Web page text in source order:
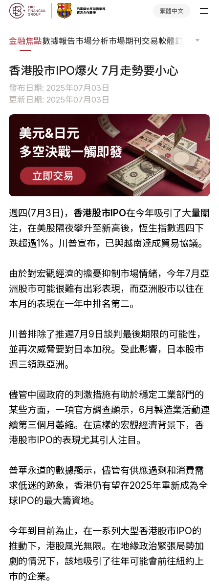
繁體中文
金融焦點數據報告市場分析市場期刊交易軟體訂單流
香港股市IPO爆火 7月走勢要小心
發布日期: 2025年07月03日
更新日期: 2025年07月03日
週四(7月3日)， 香港股市IPO在今年吸引了大量關
注，在美股隔夜攀升至新高後，恆生指數週四下
跌超過1%。川普宣布，已與越南達成貿易協議。
由於對宏觀經濟的擔憂抑制市場情緒，今年7月亞
洲股市可能很難有出彩表現，而亞洲股市以往在
本月的表現在一年中排名第二。
川普排除了推遲7月9日談判最後期限的可能性，
並再次威脅要對日本加稅。受此影響，日本股市
週三領跌亞洲。
儘管中國政府的刺激措施有助於穩定工業部門的
某些方面，一項官方調查顯示，6月製造業活動連
續第三個月萎縮。在這樣的宏觀經濟背景下，香
港股市IPO的表現尤其引人注目。
普華永道的數據顯示，儘管有供應過剩和消費需
求低迷的跡象，香港仍有望在2025年重新成為全
球IPO的最大籌資地。
今年到目前為止，在一系列大型香港股市IPO的
推動下，港股風光無限。在地緣政治緊張局勢加
劇的情況下，該地吸引了往年可能會前往紐約上
市的企業。